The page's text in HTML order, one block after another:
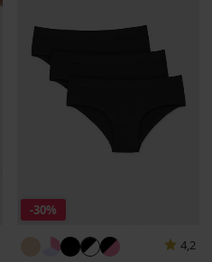
-30%
4,2